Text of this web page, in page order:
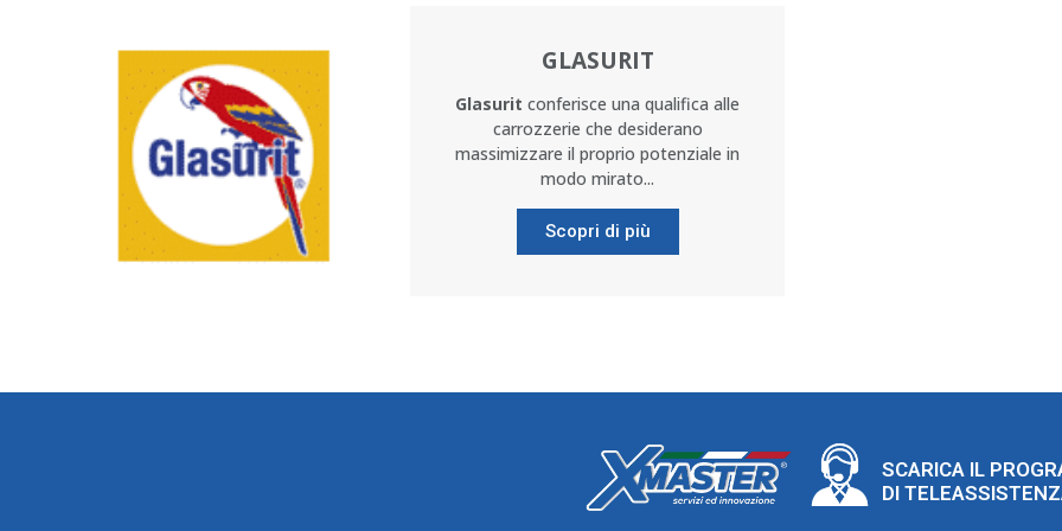
GLASURIT
Glasurit conferisce una qualifica alle
carrozzerie che desiderano
massimizzare il proprio potenziale in
modo mirato...
Scopri di più
SCARICA IL
DI